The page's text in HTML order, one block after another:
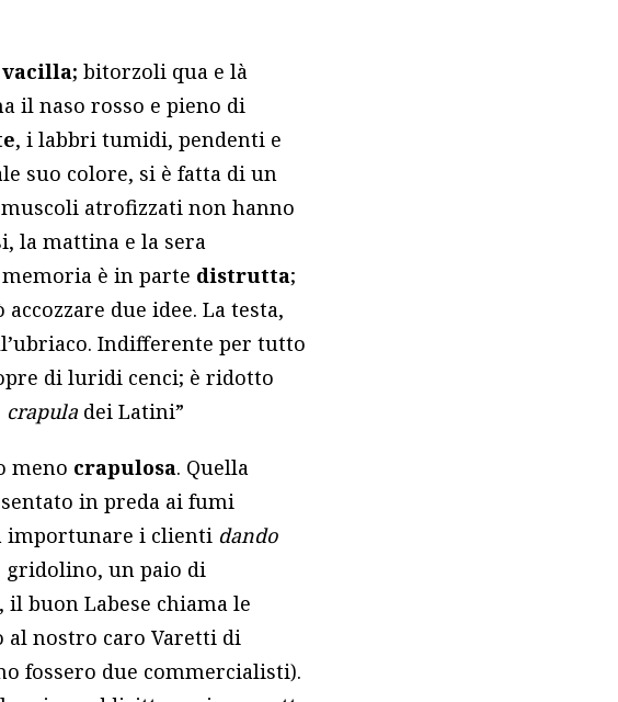
vacilla; bitorzoli qua e là
il naso rosso e pieno di
, i labbri tumidi, pendenti e
suo colore, si è fatta di un
atrofizzati non hanno
la mattina e la sera
è in parte distrutta;
due idee. La testa,
Indifferente per tutto
di luridi cenci; è ridotto
crapula dei Latini”
meno crapulosa. Quella
in preda ai fumi
importunare i clienti dando
gridolino, un paio di
buon Labese chiama le
nostro caro Varetti di
fossero due commercialisti).